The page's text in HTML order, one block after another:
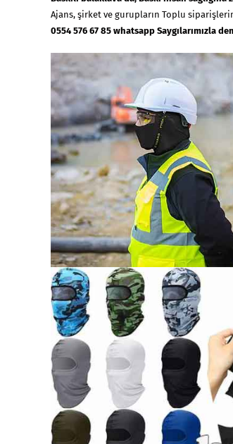
Ajans, şirket ve gurupların Toplu
0554 576 67 85 whatsapp Saygılarımızla